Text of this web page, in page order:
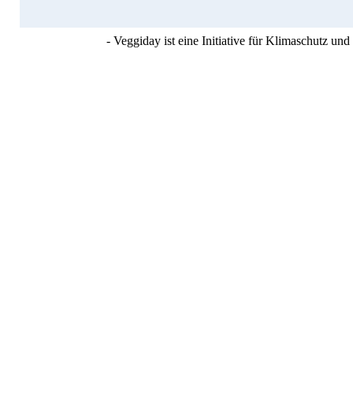
- Veggiday ist eine Initiative für Klimaschutz